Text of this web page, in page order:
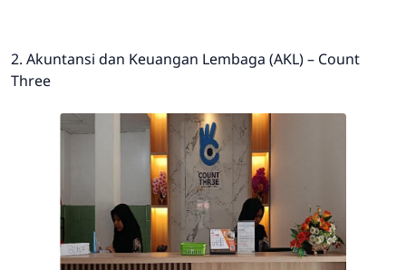
2. Akuntansi dan Keuangan Lembaga (AKL) – Count
Three